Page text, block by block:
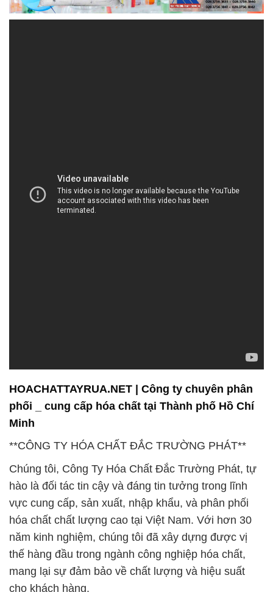
HOACHATTAYRUA.NET | Công ty chuyên phân
phối _ cung cấp hóa chất tại Thành phố Hồ Chí
Minh
**CÔNG TY HÓA CHẤT ĐẮC TRƯỜNG PHÁT**
Chúng tôi, Công Ty Hóa Chất Đắc Trường Phát, tự
hào là đối tác tin cậy và đáng tin tưởng trong lĩnh
vực cung cấp, sản xuất, nhập khẩu, và phân phối
hóa chất chất lượng cao tại Việt Nam. Với hơn 30
năm kinh nghiệm, chúng tôi đã xây dựng được vị
thế hàng đầu trong ngành công nghiệp hóa chất,
mang lại sự đảm bảo về chất lượng và hiệu suất
cho khách hàng.